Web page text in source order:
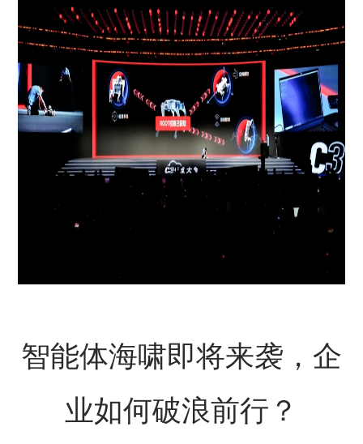
智能体海啸即将来袭，企
业如何破浪前行？